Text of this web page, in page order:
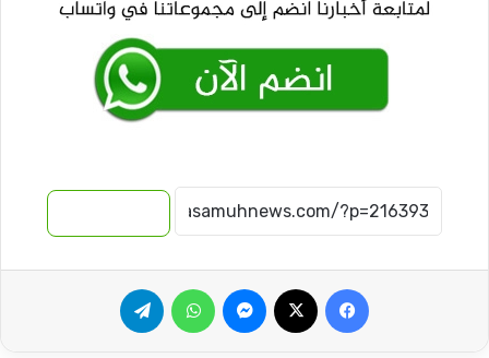
فيسبوك ماسنجر واتساب